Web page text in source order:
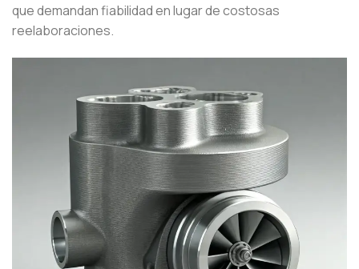
que demandan fiabilidad en lugar de costosas
reelaboraciones.